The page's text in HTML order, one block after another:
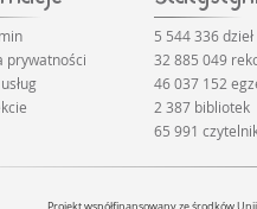
prywatności
5 544 336 dzieł
32 885 049
46 037 152
2 387 bibliotek
65 991